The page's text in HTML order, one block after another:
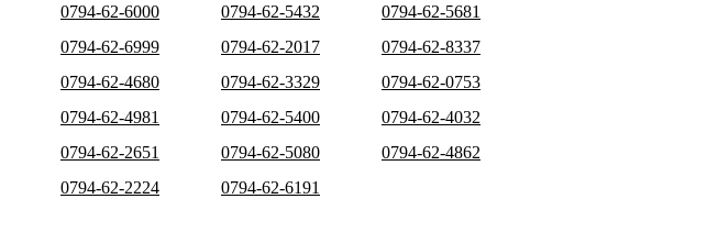
0794-62-6000 0794-62-5432
0794-62-5681
0794-62-6999 0794-62-2017
0794-62-8337
0794-62-4680 0794-62-3329
0794-62-0753
0794-62-4981 0794-62-5400
0794-62-4032
0794-62-2651 0794-62-5080
0794-62-4862
0794-62-2224 0794-62-6191